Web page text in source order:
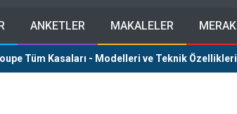
ANKETLER MAKALELER MERAK
Tüm Kasaları - Modelleri ve Teknik Özellikleri